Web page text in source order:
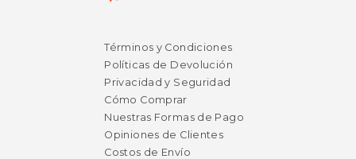
$ 21.63 dcto.
Términos y Condiciones
Políticas de Devolución
Privacidad y Seguridad
Cómo Comprar
Nuestras Formas de Pago
Opiniones de Clientes
Costos de Envío